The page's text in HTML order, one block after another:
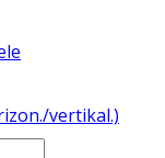
vertikal.)